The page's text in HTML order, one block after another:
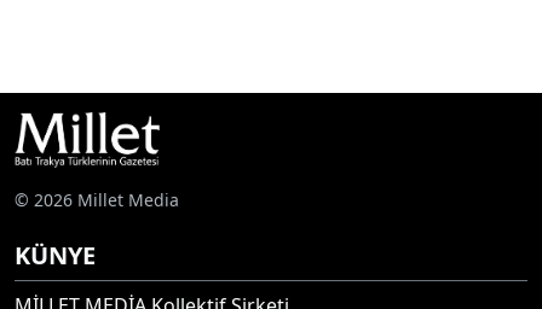
© 2026 Millet Media
KÜNYE